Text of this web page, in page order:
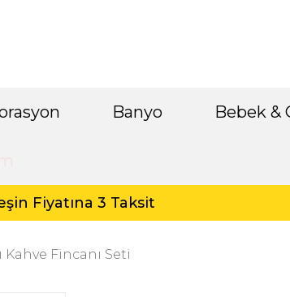
Banyo Bebek &
Fiyatına 3 Taksit
Fincanı Seti